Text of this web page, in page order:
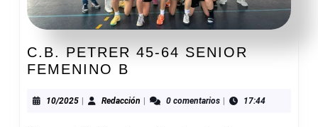
C.B. PETRER 45-64 SENIOR
FEMENINO B
45-
10/202510/2025Redacción Redacción0 comentarios 17:44